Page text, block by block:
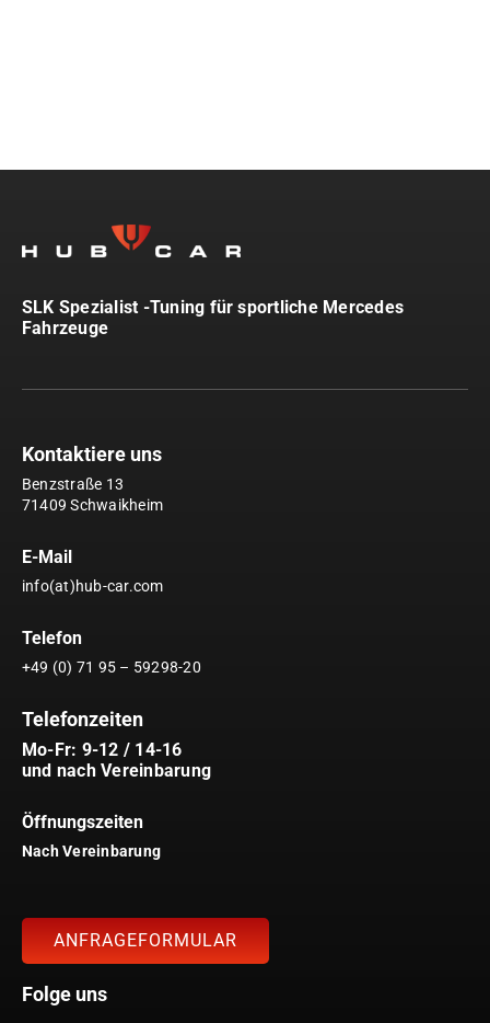
SLK Spezialist -Tuning für sportliche Mercedes
Fahrzeuge
Kontaktiere uns
Benzstraße 13
71409 Schwaikheim
E-Mail
info(at)hub-car.com
Telefon
+49 (0) 71 95 – 59298-20
Telefonzeiten
Mo-Fr: 9-12 / 14-16
und nach Vereinbarung
Öffnungszeiten
Nach Vereinbarung
ANFRAGEFORMULAR
Folge uns